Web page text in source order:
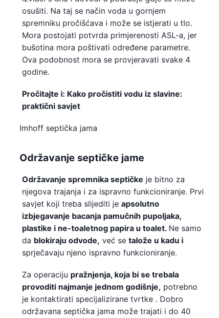
osušiti. Na taj se način voda u gornjem
spremniku pročišćava i može se istjerati u tlo.
Mora postojati potvrda primjerenosti ASL-a, jer
bušotina mora poštivati ​​određene parametre.
Ova podobnost mora se provjeravati svake 4
godine.
Pročitajte i: Kako pročistiti vodu iz slavine:
praktični savjet
Imhoff septička jama
Održavanje septičke jame
Održavanje spremnika septičke je bitno za
njegova trajanja i za ispravno funkcioniranje. Prvi
savjet koji treba slijediti je apsolutno
izbjegavanje bacanja pamučnih pupoljaka,
plastike i ne-toaletnog papira u toalet. Ne samo
da blokiraju odvode, već se talože u kadu i
sprječavaju njeno ispravno funkcioniranje.
Za operaciju pražnjenja, koja bi se trebala
provoditi najmanje jednom godišnje, potrebno
je kontaktirati specijalizirane tvrtke . Dobro
održavana septička jama može trajati i do 40